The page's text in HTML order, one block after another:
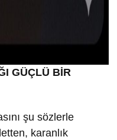
GÜÇLÜ BİR
şu sözlerle
karanlık